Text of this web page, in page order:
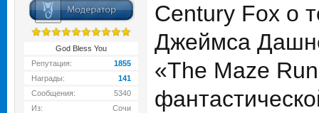
God Bless You
Репутация:
1855
Награды:
141
Сообщения:
5340
Из:
Сочи
Century Fox о
Джеймса
«The Maze